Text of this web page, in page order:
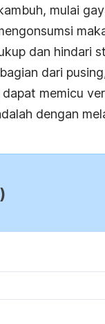
mulai
dan hindari
dari
memicu
dengan